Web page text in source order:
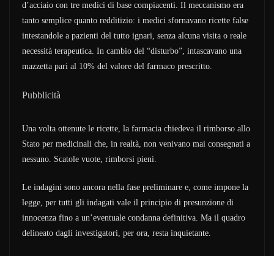
d’acciaio con tre medici di base compiacenti. Il meccanismo era
tanto semplice quanto redditizio: i medici sfornavano ricette false
intestandole a pazienti del tutto ignari, senza alcuna visita o reale
necessità terapeutica. In cambio del “disturbo”, intascavano una
mazzetta pari al 10% del valore del farmaco prescritto.
Pubblicità
Una volta ottenute le ricette, la farmacia chiedeva il rimborso allo
Stato per medicinali che, in realtà, non venivano mai consegnati a
nessuno. Scatole vuote, rimborsi pieni.
Le indagini sono ancora nella fase preliminare e, come impone la
legge, per tutti gli indagati vale il principio di presunzione di
innocenza fino a un’eventuale condanna definitiva. Ma il quadro
delineato dagli investigatori, per ora, resta inquietante.